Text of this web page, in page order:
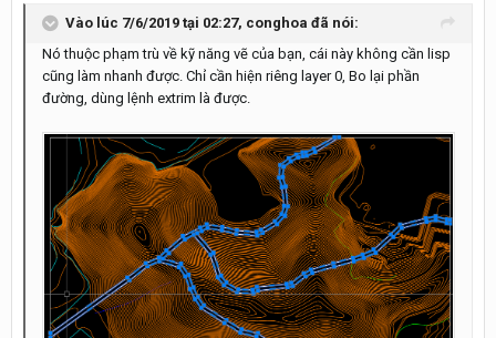
Vào lúc 7/6/2019 tại 02:27, conghoa đã nói:
Nó thuộc phạm trù về kỹ năng vẽ của bạn, cái này không cần lisp
cũng làm nhanh được. Chỉ cần hiện riêng layer 0, Bo lại phần
đường, dùng lệnh extrim là được.